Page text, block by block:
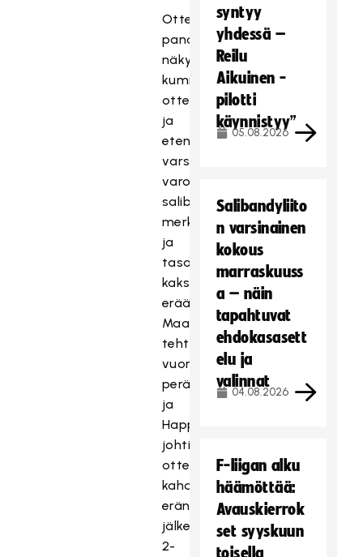
Ottelun
panos
näkyi
kummankin
otteissa
ja
eteni
varsin
varovaisen
salibandyn
merkeissä
ja
tasaisena
kaksi
erää.
Maaleja
tehtiin
vuoron
perään
ja
Happee
johti
ottelua
kahden
erän
jälkeen
2-
syntyy
yhdessä –
Reilu
Aikuinen -
pilotti
käynnistyy”
05.08.2026
Salibandyliito
n varsinainen
kokous
marraskuuss
a – näin
tapahtuvat
ehdokasasett
elu ja
valinnat
04.08.2026
F-liigan alku
häämöttää:
Avauskierrok
set syyskuun
toisella